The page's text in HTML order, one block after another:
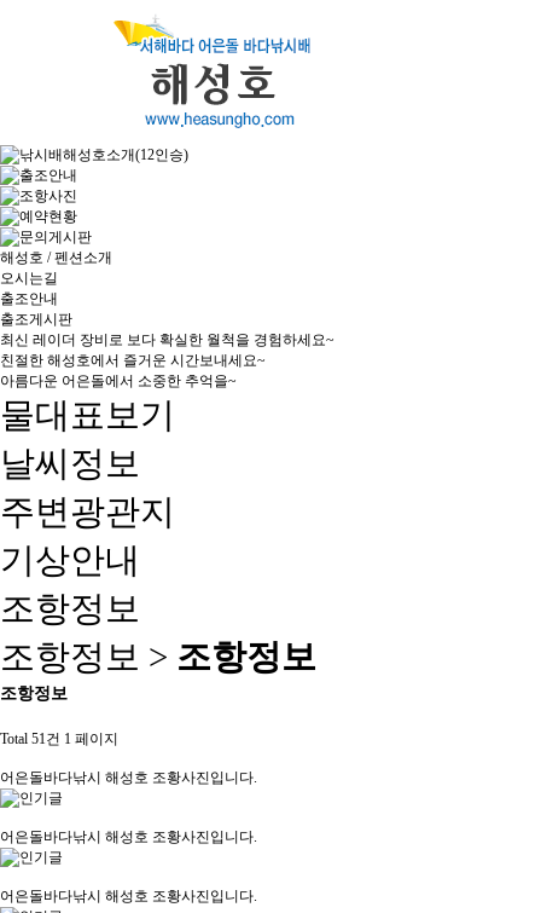
해성호 / 펜션소개
오시는길
출조안내
출조게시판
최신 레이더 장비로 보다 확실한 월척을 경험하세요~
친절한 해성호에서 즐거운 시간보내세요~
아름다운 어은돌에서 소중한 추억을~
물대표보기
날씨정보
주변광관지
기상안내
조항정보
조항정보 > 조항정보
조항정보
Total 51건 1 페이지
어은돌바다낚시 해성호 조황사진입니다.
어은돌바다낚시 해성호 조황사진입니다.
어은돌바다낚시 해성호 조황사진입니다.